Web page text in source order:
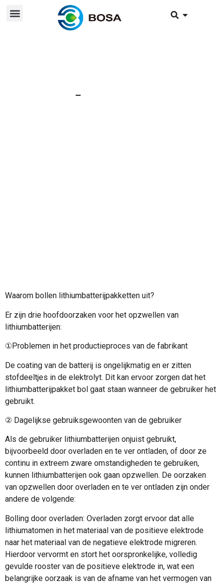
Waarom bollen lithiumbatterijpakketten uit?
Er zijn drie hoofdoorzaken voor het opzwellen van
lithiumbatterijen:
①Problemen in het productieproces van de fabrikant
De coating van de batterij is ongelijkmatig en er zitten
stofdeeltjes in de elektrolyt. Dit kan ervoor zorgen dat het
lithiumbatterijpakket bol gaat staan wanneer de gebruiker het
gebruikt.
② Dagelijkse gebruiksgewoonten van de gebruiker
Als de gebruiker lithiumbatterijen onjuist gebruikt,
bijvoorbeeld door overladen en te ver ontladen, of door ze
continu in extreem zware omstandigheden te gebruiken,
kunnen lithiumbatterijen ook gaan opzwellen. De oorzaken
van opzwellen door overladen en te ver ontladen zijn onder
andere de volgende:
Bolling door overladen: Overladen zorgt ervoor dat alle
lithiumatomen in het materiaal van de positieve elektrode
naar het materiaal van de negatieve elektrode migreren.
Hierdoor vervormt en stort het oorspronkelijke, volledig
gevulde rooster van de positieve elektrode in, wat een
belangrijke oorzaak is van de afname van het vermogen van